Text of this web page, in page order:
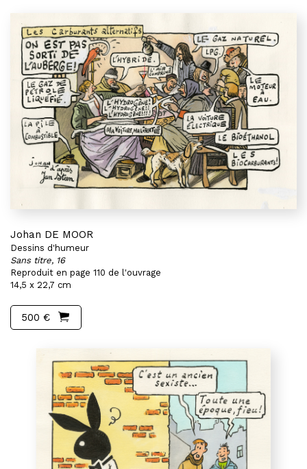
Johan DE MOOR
Dessins d'humeur
Sans titre, 16
Reproduit en page 110 de l'ouvrage
14,5 x 22,7 cm
500 €